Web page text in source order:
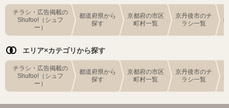
チラシ・広告掲載の
Shufoo!（シュフ
ー）
都道府県から
探す
京都府の市区
町村一覧
京丹後市のチ
ラシ一覧
エリア×カテゴリから探す
チラシ・広告掲載の
Shufoo!（シュフ
ー）
都道府県から
探す
京都府の市区
町村一覧
京丹後市のチ
ラシ一覧